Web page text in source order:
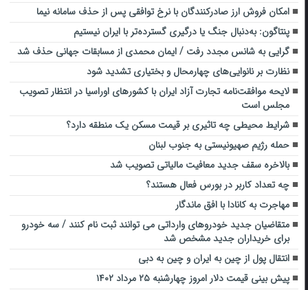
امکان فروش ارز صادرکنندگان با نرخ توافقی پس از حذف سامانه نیما
پنتاگون: به‌دنبال جنگ یا درگیری گسترده‌تر با ایران نیستیم
گرایی به شانس مجدد رفت / ایمان محمدی از مسابقات جهانی حذف شد
نظارت بر نانوایی‌های چهارمحال و بختیاری تشدید شود
لایحه موافقت‌نامه تجارت آزاد ایران با کشورهای اوراسیا در انتظار تصویب
مجلس است
شرایط محیطی چه تاثیری بر قیمت مسکن یک منطقه دارد؟
حمله رژیم صهیونیستی به جنوب لبنان
بالاخره سقف جدید معافیت مالیاتی تصویب شد
چه تعداد کاربر در بورس فعال هستند؟
مهاجرت به کانادا با افق ماندگار
متقاضیان جدید خودروهای وارداتی می توانند ثبت نام کنند / سه خودرو
برای خریداران جدید مشخص شد
انتقال پول از چین به ایران و چین به دبی
پیش بینی قیمت دلار امروز چهارشنبه ۲۵ مرداد ۱۴۰۲